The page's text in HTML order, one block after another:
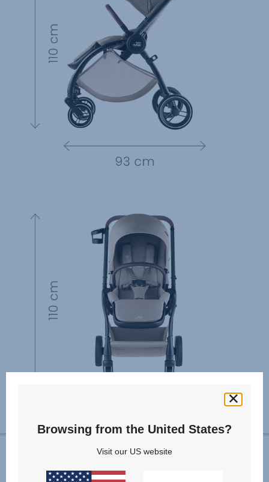
Browsing from the United States?
Visit our US website